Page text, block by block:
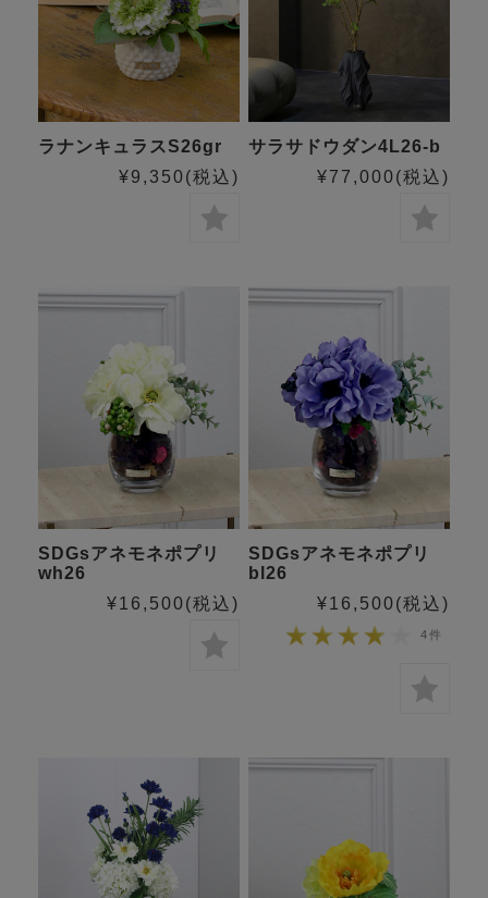
ラナンキュラスS26gr
¥9,350(税込)
サラサドウダン4L26-b
¥77,000(税込)
SDGsアネモネポプリ
wh26
¥16,500(税込)
SDGsアネモネポプリ
bl26
¥16,500(税込)
4件